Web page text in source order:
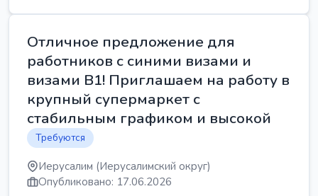
Отличное предложение для
работников с синими визами и
визами B1! Приглашаем на работу в
крупный супермаркет с
стабильным графиком и высокой
Требуются
Иерусалим (Иерусалимский округ)
Опубликовано: 17.06.2026